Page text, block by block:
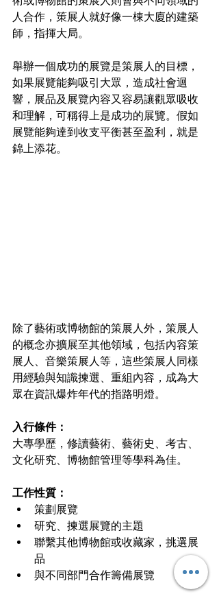
人合作，策展人就好像一棟大廈的建築
師，指揮大局。
舉辦一個成功的展覽是策展人的目標，
如果展覽能夠吸引大眾，造成社會迴
響，展品及展覽內容又容易讓觀眾吸收
和理解，可稱得上是成功的展覽。假如
展覽能夠達到收支平衡甚至盈利，就是
錦上添花。
除了藝術或博物館的策展人外，策展人
的概念亦擴展至其他領域，包括內容策
展人、音樂策展人等，這些策展人同樣
用經驗與知識揀選、重組內容，成為大
眾在資訊爆炸年代的指路明燈。
入行條件：
大專學歷，修讀藝術、藝術史、考古、
文化研究、博物館管理等學科為佳。
工作性質：
策劃展覽
研究、揀選展覽的主題
聯繫其他博物館或收藏家，挑選展
品
與不同部門合作籌備展覽